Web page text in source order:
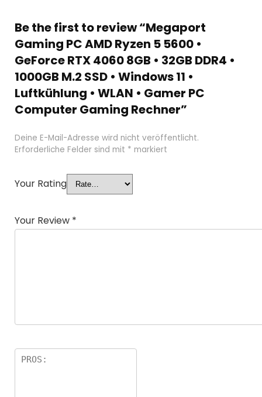
Be the first to review “Megaport
Gaming PC AMD Ryzen 5 5600 •
GeForce RTX 4060 8GB • 32GB DDR4 •
1000GB M.2 SSD • Windows 11 •
Luftkühlung • WLAN • Gamer PC
Computer Gaming Rechner”
Deine E-Mail-Adresse wird nicht veröffentlicht.
Erforderliche Felder sind mit * markiert
Your Rating
Your Review *